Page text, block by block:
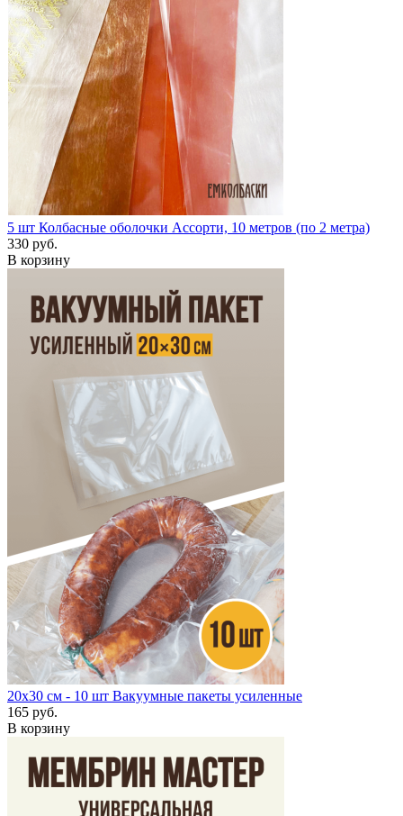
5 шт Колбасные оболочки Ассорти, 10 метров (по 2 метра)
330 руб.
В корзину
20х30 см - 10 шт Вакуумные пакеты усиленные
165 руб.
В корзину